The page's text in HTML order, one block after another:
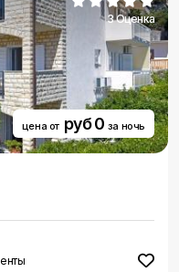
3 Оценка
цена от руб 0 за ночь